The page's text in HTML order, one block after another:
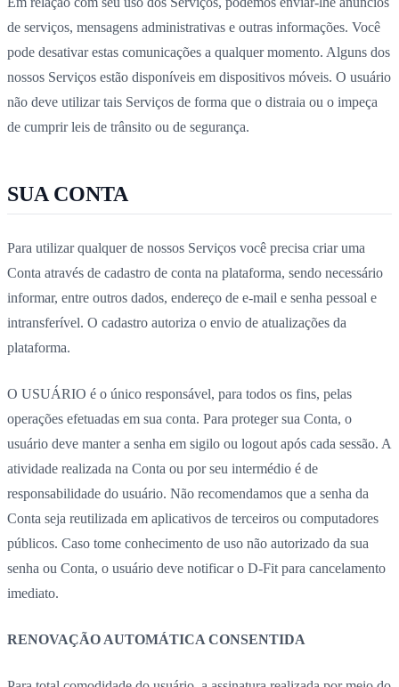
de serviços, mensagens administrativas e outras informações. Você
pode desativar estas comunicações a qualquer momento. Alguns dos
nossos Serviços estão disponíveis em dispositivos móveis. O usuário
não deve utilizar tais Serviços de forma que o distraia ou o impeça
de cumprir leis de trânsito ou de segurança.
SUA CONTA
Para utilizar qualquer de nossos Serviços você precisa criar uma
Conta através de cadastro de conta na plataforma, sendo necessário
informar, entre outros dados, endereço de e-mail e senha pessoal e
intransferível. O cadastro autoriza o envio de atualizações da
plataforma.
O USUÁRIO é o único responsável, para todos os fins, pelas
operações efetuadas em sua conta. Para proteger sua Conta, o
usuário deve manter a senha em sigilo ou logout após cada sessão. A
atividade realizada na Conta ou por seu intermédio é de
responsabilidade do usuário. Não recomendamos que a senha da
Conta seja reutilizada em aplicativos de terceiros ou computadores
públicos. Caso tome conhecimento de uso não autorizado da sua
senha ou Conta, o usuário deve notificar o D-Fit para cancelamento
imediato.
RENOVAÇÃO AUTOMÁTICA CONSENTIDA